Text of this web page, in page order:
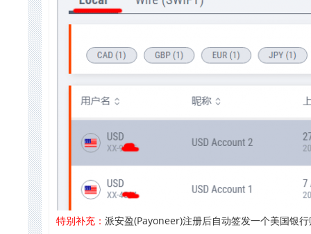
特别补充： 派安盈(Payoneer)注册后自动签发一个美国银